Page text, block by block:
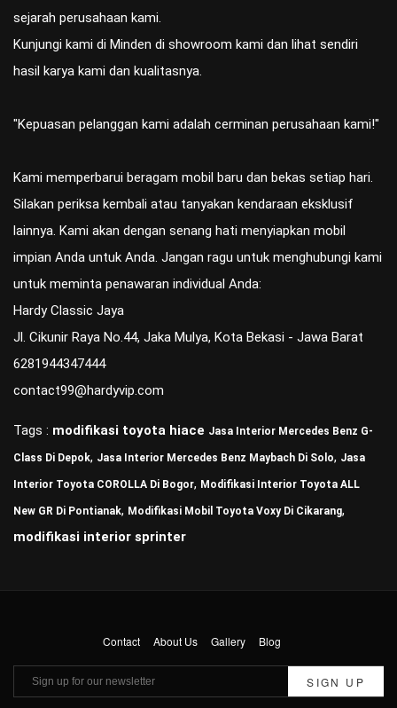
sejarah perusahaan kami.
Kunjungi kami di Minden di showroom kami dan lihat sendiri
hasil karya kami dan kualitasnya.
"Kepuasan pelanggan kami adalah cerminan perusahaan kami!"
Kami memperbarui beragam mobil baru dan bekas setiap hari.
Silakan periksa kembali atau tanyakan kendaraan eksklusif
lainnya. Kami akan dengan senang hati menyiapkan mobil
impian Anda untuk Anda. Jangan ragu untuk menghubungi kami
untuk meminta penawaran individual Anda:
Hardy Classic Jaya
Jl. Cikunir Raya No.44, Jaka Mulya, Kota Bekasi - Jawa Barat
6281944347444
contact99@hardyvip.com
Tags : modifikasi toyota hiace Jasa Interior Mercedes Benz G-
Class Di Depok, Jasa Interior Mercedes Benz Maybach Di Solo, Jasa
Interior Toyota COROLLA Di Bogor, Modifikasi Interior Toyota ALL
New GR Di Pontianak, Modifikasi Mobil Toyota Voxy Di Cikarang,
modifikasi interior sprinter
Contact About Us Gallery Blog
SIGN UP